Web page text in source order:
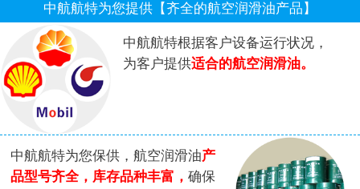
中航航特为您提供【齐全的航空润滑油产品】
中航航特根据客户设备运行状况，
为客户提供适合的航空润滑油。
中航航特为您保供，航空润滑油产
品型号齐全，库存品种丰富，确保